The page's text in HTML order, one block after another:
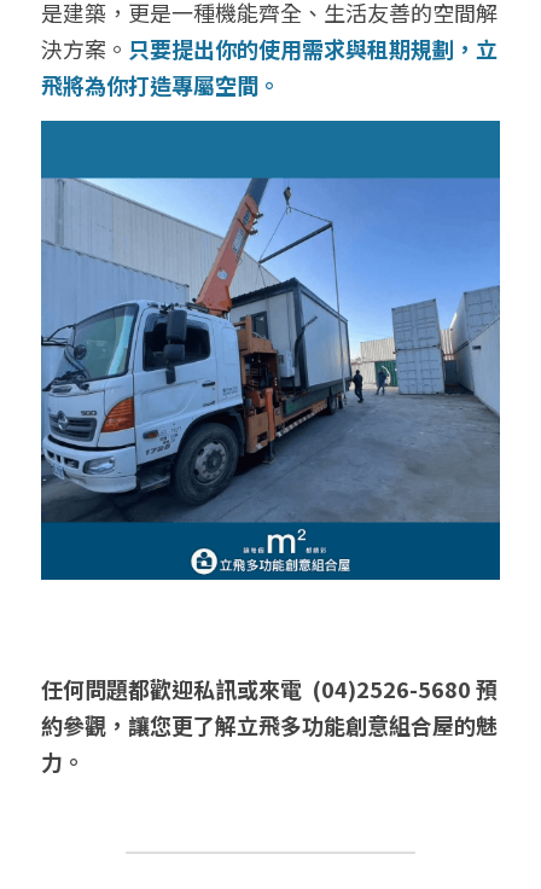
是建築，更是一種機能齊全、生活友善的空間解
決方案。 只要提出你的使用需求與租期規劃，立
飛將為你打造專屬空間。
任何問題都歡迎私訊或來電 (04)2526-5680 預
約參觀，讓您更了解立飛多功能創意組合屋的魅
力。